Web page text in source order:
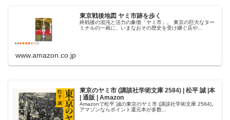
東京戦後地図 ヤミ市跡を歩く
終戦後の混沌と活力の象徴「ヤミ市」。 東京の巨大なター
ミナルの一画に、いまなおその歴史を受け継ぐ店や...
www.amazon.co.jp
東京のヤミ市 (講談社学術文庫 2584) | 松平 誠 |本
| 通販 | Amazon
Amazonで松平 誠の東京のヤミ市 (講談社学術文庫 2584)。
アマゾンならポイント還元本が多数...